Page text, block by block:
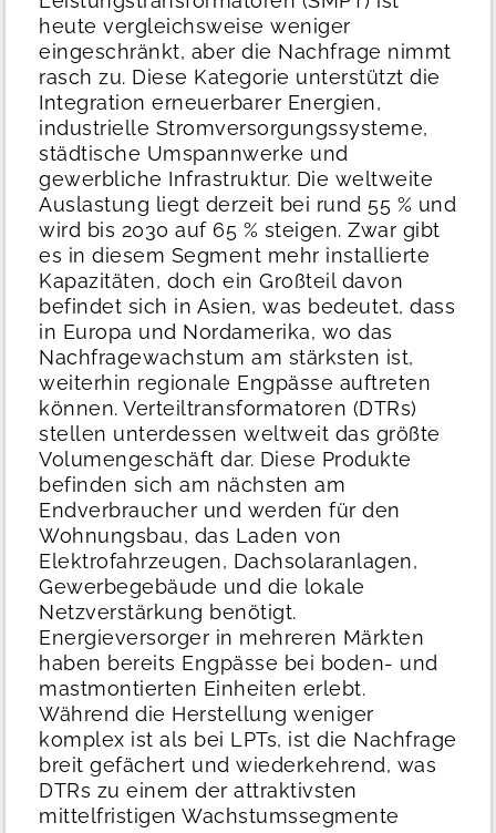
heute vergleichsweise weniger
eingeschränkt, aber die Nachfrage nimmt
rasch zu. Diese Kategorie unterstützt die
Integration erneuerbarer Energien,
industrielle Stromversorgungssysteme,
städtische Umspannwerke und
gewerbliche Infrastruktur. Die weltweite
Auslastung liegt derzeit bei rund 55 % und
wird bis 2030 auf 65 % steigen. Zwar gibt
es in diesem Segment mehr installierte
Kapazitäten, doch ein Großteil davon
befindet sich in Asien, was bedeutet, dass
in Europa und Nordamerika, wo das
Nachfragewachstum am stärksten ist,
weiterhin regionale Engpässe auftreten
können. Verteiltransformatoren (DTRs)
stellen unterdessen weltweit das größte
Volumengeschäft dar. Diese Produkte
befinden sich am nächsten am
Endverbraucher und werden für den
Wohnungsbau, das Laden von
Elektrofahrzeugen, Dachsolaranlagen,
Gewerbegebäude und die lokale
Netzverstärkung benötigt.
Energieversorger in mehreren Märkten
haben bereits Engpässe bei boden- und
mastmontierten Einheiten erlebt.
Während die Herstellung weniger
komplex ist als bei LPTs, ist die Nachfrage
breit gefächert und wiederkehrend, was
DTRs zu einem der attraktivsten
mittelfristigen Wachstumssegmente